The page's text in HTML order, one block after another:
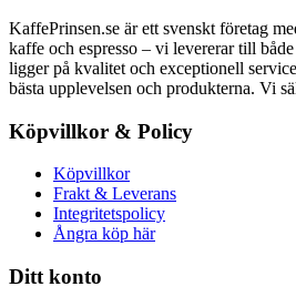
KaffePrinsen.se är ett svenskt företag
kaffe och espresso – vi levererar till
ligger på kvalitet och exceptionell
bästa upplevelsen och produkterna. Vi
Köpvillkor & Policy
Köpvillkor
Frakt & Leverans
Integritetspolicy
Ångra köp här
Ditt konto